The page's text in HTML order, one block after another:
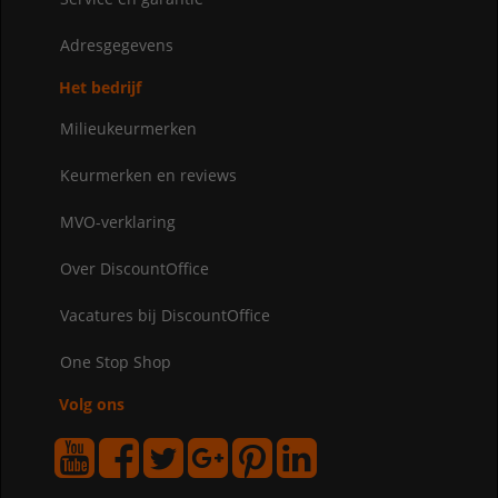
Adresgegevens
Het bedrijf
Milieukeurmerken
Keurmerken en reviews
MVO-verklaring
Over DiscountOffice
Vacatures bij DiscountOffice
One Stop Shop
Volg ons